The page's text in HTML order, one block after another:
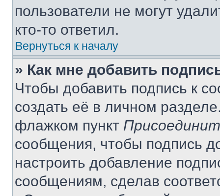
пользователи не могут
кто-то ответил.
Вернуться к началу
» Как мне добавить
Чтобы добавить подпись к
создать её в личном
флажком пункт
сообщения, чтобы подпись
настроить добавление
сообщениям, сделав